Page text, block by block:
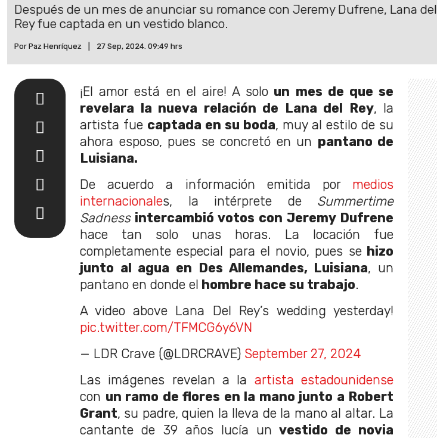
Después de un mes de anunciar su romance con Jeremy Dufrene, Lana del
Rey fue captada en un vestido blanco.
Por Paz Henríquez 27 Sep, 2024. 09:49 hrs
¡El amor está en el aire! A solo un mes de que se
revelara la nueva relación de Lana del Rey, la
artista fue captada en su boda, muy al estilo de su
ahora esposo, pues se concretó en un pantano de
Luisiana.
De acuerdo a información emitida por medios
internacionales, la intérprete de Summertime
Sadnessintercambió votos con Jeremy Dufrene
hace tan solo unas horas. La locación fue
completamente especial para el novio, pues sehizo
junto al agua en Des Allemandes, Luisiana, un
pantano en donde el hombre hace su trabajo.
A video above Lana Del Rey’s wedding yesterday!
pic.twitter.com/TFMCG6y6VN
— LDR Crave (@LDRCRAVE) September 27, 2024
Las imágenes revelan a la artista estadounidense
con un ramo de flores en la mano junto a Robert
Grant, su padre, quien la lleva de la mano al altar. La
cantante de 39 años lucía un vestido de novia